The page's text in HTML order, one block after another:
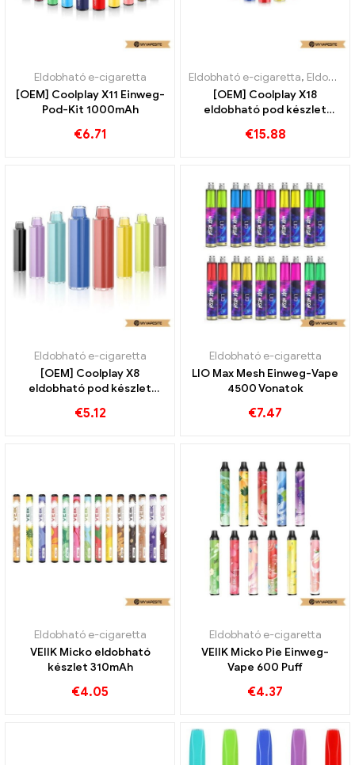
Eldobható e-cigaretta
[OEM] Coolplay X11 Einweg-
Pod-Kit 1000mAh
€6.71
Eldobható e-cigaretta, Eldobható e-cigaretta Svédország
[OEM] Coolplay X18
eldobható pod készlet
€15.88
Eldobható e-cigaretta
[OEM] Coolplay X8
eldobható pod készlet
€5.12
Eldobható e-cigaretta
LIO Max Mesh Einweg-Vape
4500 Vonatok
€7.47
Eldobható e-cigaretta
VEIIK Micko eldobható
készlet 310mAh
€4.05
Eldobható e-cigaretta
VEIIK Micko Pie Einweg-
Vape 600 Puff
€4.37